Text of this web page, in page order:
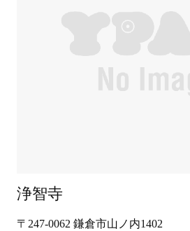
浄智寺
〒247-0062 鎌倉市山ノ内1402